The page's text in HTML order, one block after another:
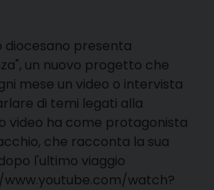
diocesano presenta
un nuovo progetto che
mese un video o intervista
di temi legati alla
video ha come protagonista
che racconta la sua
l'ultimo viaggio
watch?